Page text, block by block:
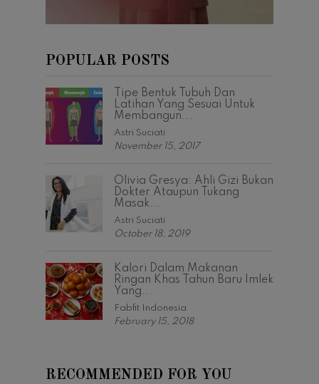
POPULAR POSTS
Tipe Bentuk Tubuh Dan
Latihan Yang Sesuai Untuk
Membangun...
Astri Suciati
November 15, 2017
Olivia Gresya: Ahli Gizi Bukan
Dokter Ataupun Tukang
Masak...
Astri Suciati
October 18, 2019
Kalori Dalam Makanan
Ringan Khas Tahun Baru Imlek
Yang...
Fabfit Indonesia
February 15, 2018
RECOMMENDED FOR YOU